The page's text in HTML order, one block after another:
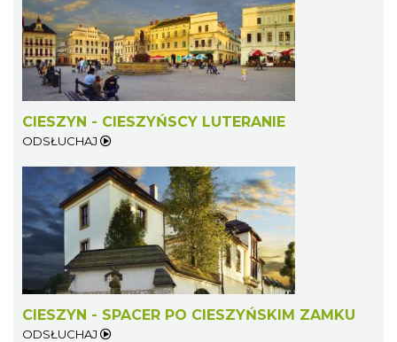
Cieszyn
1.94 km
Cieszyn
1.94 km
CIESZYN - CIESZYŃSCY LUTERANIE
ODSŁUCHAJ
CIESZYN - SPACER PO CIESZYŃSKIM ZAMKU
ODSŁUCHAJ